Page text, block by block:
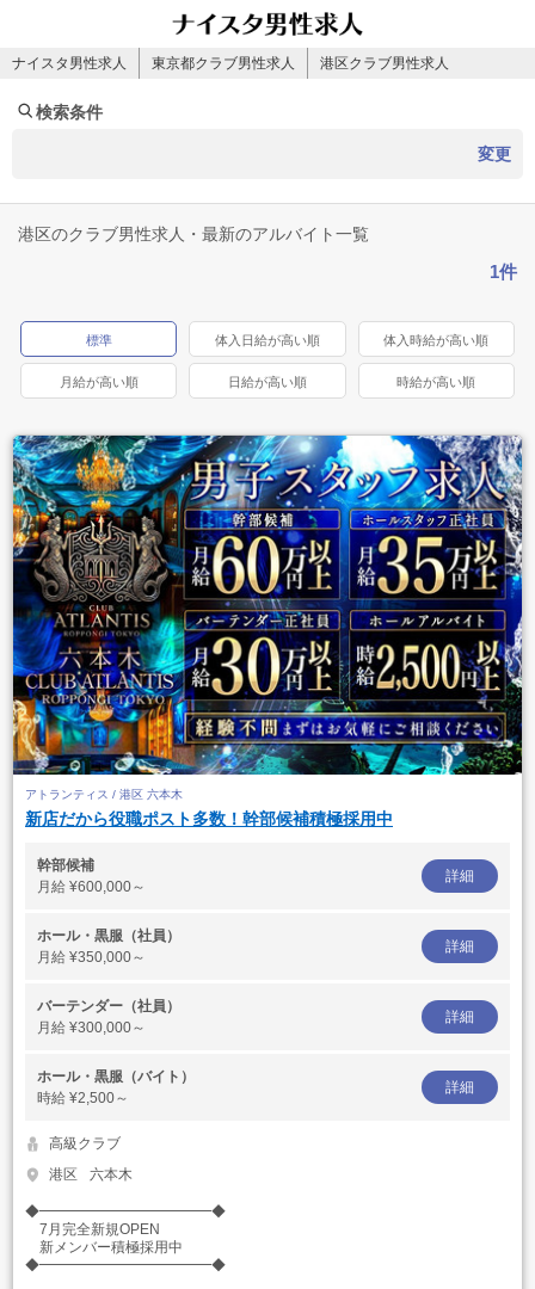
ナイスタ男性求人 東京都クラブ男性求人 港区クラブ男性求人
検索条件
変更
港区のクラブ男性求人・最新のアルバイト一覧
1件
標準 体入日給が高い順 体入時給が高い順
月給が高い順 日給が高い順 時給が高い順
アトランティス / 港区 六本木
新店だから役職ポスト多数！幹部候補積極採用中
幹部候補
月給 ¥600,000～
詳細
ホール・黒服（社員）
月給 ¥350,000～
詳細
バーテンダー（社員）
月給 ¥300,000～
詳細
ホール・黒服（バイト）
時給 ¥2,500～
詳細
高級クラブ
港区
六本木
◆━━━━━━━━━━━━◆
7月完全新規OPEN
新メンバー積極採用中
◆━━━━━━━━━━━━◆